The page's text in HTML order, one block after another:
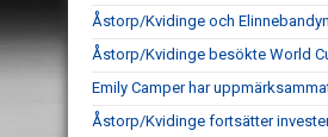
Åstorp/Kvidinge och
Åstorp/Kvidinge besökte World
Emily Camper har
Åstorp/Kvidinge fortsätter